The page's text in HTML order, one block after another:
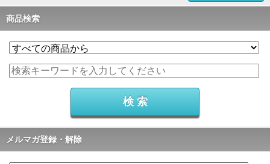
商品検索
メルマガ登録・解除